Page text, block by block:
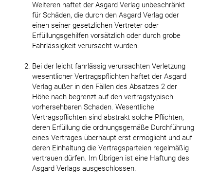
Weiteren haftet der Asgard Verlag unbeschränkt
für Schäden, die durch den Asgard Verlag oder
einen seiner gesetzlichen Vertreter oder
Erfüllungsgehilfen vorsätzlich oder durch grobe
Fahrlässigkeit verursacht wurden.
Bei der leicht fahrlässig verursachten Verletzung
wesentlicher Vertragspflichten haftet der Asgard
Verlag außer in den Fällen des Absatzes 2 der
Höhe nach begrenzt auf den vertragstypisch
vorhersehbaren Schaden. Wesentliche
Vertragspflichten sind abstrakt solche Pflichten,
deren Erfüllung die ordnungsgemäße Durchführung
eines Vertrages überhaupt erst ermöglicht und auf
deren Einhaltung die Vertragsparteien regelmäßig
vertrauen dürfen. Im Übrigen ist eine Haftung des
Asgard Verlags ausgeschlossen.